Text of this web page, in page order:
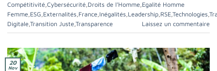
Compétitivité Cybersécurité Droits de l’Homme Egalité Homme
Femme ESG Externalités France Inégalités Leadership RSE Technologies
Digitale Transition Juste Transparence Laissez un commentaire
20
Nov